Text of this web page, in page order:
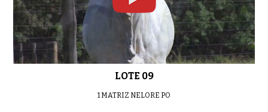
LOTE 09
1 MATRIZ NELORE PO